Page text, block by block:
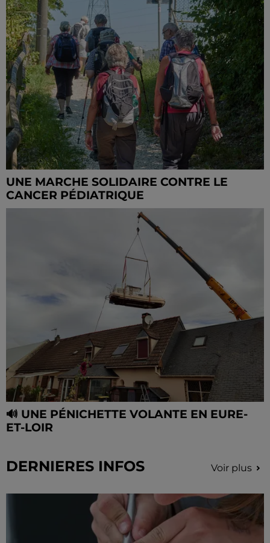
UNE MARCHE SOLIDAIRE CONTRE LE
CANCER PÉDIATRIQUE
🔊 UNE PÉNICHETTE VOLANTE EN EURE-
ET-LOIR
DERNIERES INFOS Voir plus